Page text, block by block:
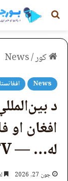
لټون
کور/
News
News
د
افغان
له… — Amu TV
جون 27, 2026